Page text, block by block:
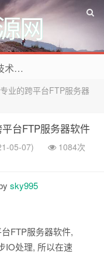
网
欢迎来到好人卡资源网，专注网络技术资源收集，我们不仅是网络资源的搬运工，也生产原创资源。寻找资源请留言或关注公众号:烈日下的男人
业的跨平台FTP服务器
台FTP服务器软件
05-07)
1084次
sky995
FTP服务器软件,
IO处理, 所以在速